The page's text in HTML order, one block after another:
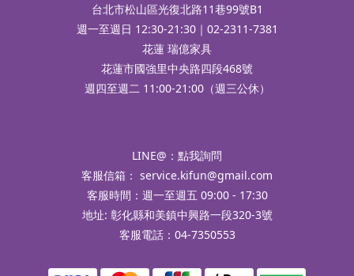
台北市松山區光復北路11巷99號B1
週一至週日 12:30-21:30｜02-2311-7381
花蓮 瑞億家具
花蓮市國強里中央路四段468號
週四至週二 11:00-21:00（週三公休）
LINE@： 點我詢問
客服信箱： service.kifun@gmail.com
客服時間：週一至週五 09:00 - 17:30
地址: 彰化縣和美鎮中興路一段320-3號
客服電話：04-7350553